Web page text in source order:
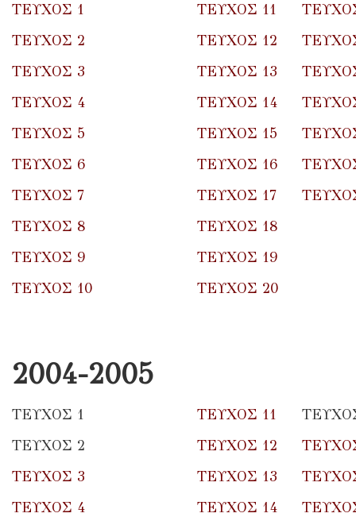
ΤΕΥΧΟΣ 1 ΤΕΥΧΟΣ 11
ΤΕΥΧΟΣ 2
ΤΕΥΧΟΣ 12
ΤΕΥΧΟΣ 3
ΤΕΥΧΟΣ 13
ΤΕΥΧΟΣ 4
ΤΕΥΧΟΣ 14
ΤΕΥΧΟΣ 5
ΤΕΥΧΟΣ 15
ΤΕΥΧΟΣ 6
ΤΕΥΧΟΣ 16
ΤΕΥΧΟΣ 7
ΤΕΥΧΟΣ 17
ΤΕΥΧΟΣ 8
ΤΕΥΧΟΣ 18
ΤΕΥΧΟΣ 9
ΤΕΥΧΟΣ 19
ΤΕΥΧΟΣ 10
ΤΕΥΧΟΣ 20
2004-2005
ΤΕΥΧΟΣ 1 ΤΕΥΧΟΣ 11
ΤΕΥΧΟΣ 2
ΤΕΥΧΟΣ 12
ΤΕΥΧΟΣ 3
ΤΕΥΧΟΣ 13
ΤΕΥΧΟΣ 4
ΤΕΥΧΟΣ 14